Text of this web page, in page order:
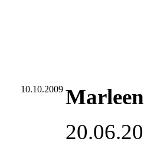
10.10.2009